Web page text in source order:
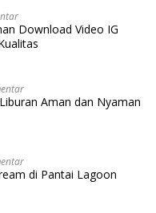
Download Video IG
Aman dan Nyaman
di Pantai Lagoon